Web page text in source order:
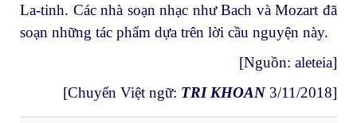
La-tinh. Các nhà soạn nhạc như Bach và Mozart đã
soạn những tác phẩm dựa trên lời cầu nguyện này.
[Nguồn: aleteia]
[Chuyển Việt ngữ: TRI KHOAN3/11/2018]